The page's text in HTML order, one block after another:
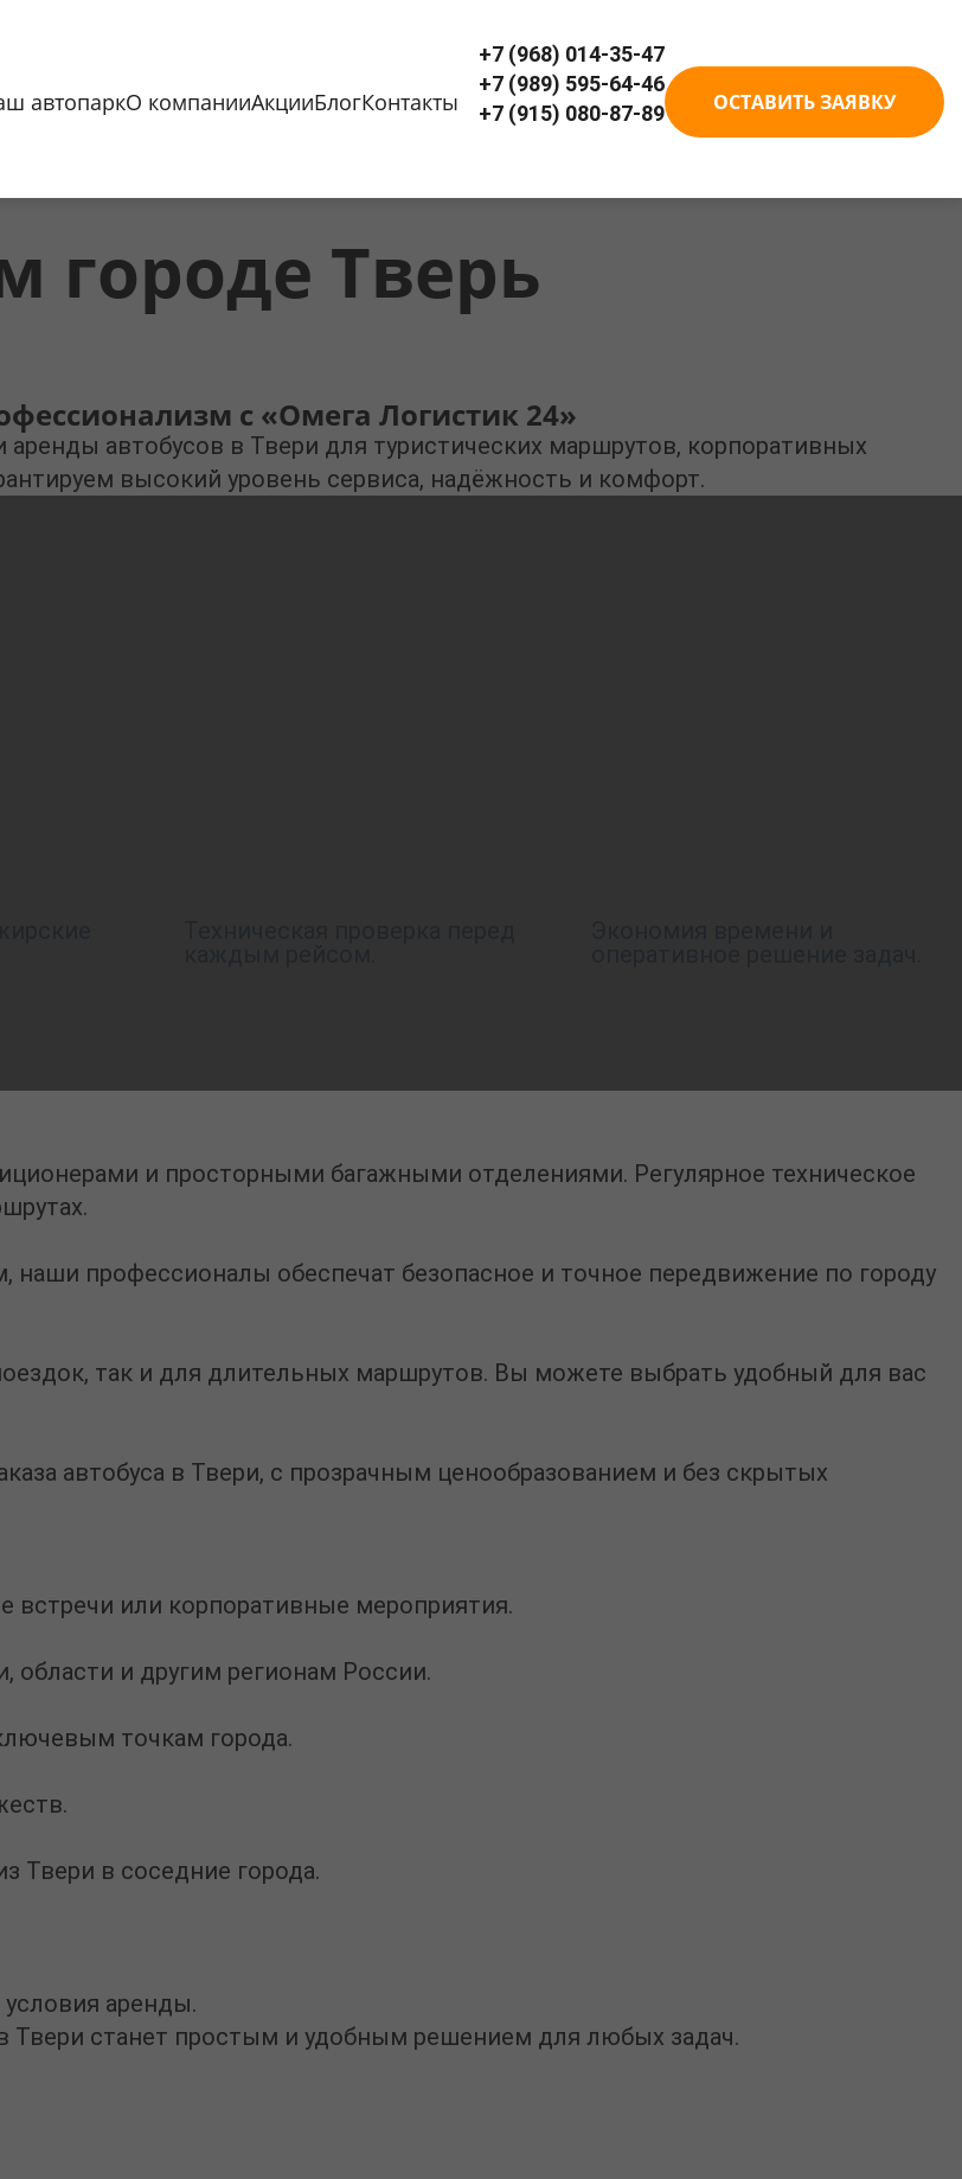
автопаркО компанииАкцииБлогКонтакты
+7 (968) 014-35-47
+7 (989) 595-64-46
+7 (915) 080-87-89
ОСТАВИТЬ ЗАЯВКУ
городе Тверь
с «Омега Логистик 24»
аренды автобусов в Твери для туристических маршрутов, корпоративных
высокий уровень сервиса, надёжность и комфорт.
и просторными багажными отделениями. Регулярное техническое
, наши профессионалы обеспечат безопасное и точное передвижение по городу
так и для длительных маршрутов. Вы можете выбрать удобный для вас
автобуса в Твери, с прозрачным ценообразованием и без скрытых
встречи или корпоративные мероприятия.
области и другим регионам России.
точкам города.
Твери в соседние города.
аренды.
Твери станет простым и удобным решением для любых задач.